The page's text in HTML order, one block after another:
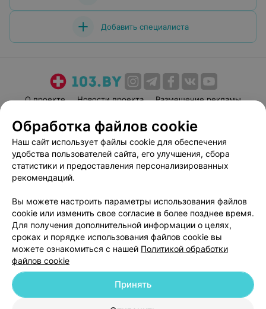
Добавить специалиста
О проекте Новости проекта
Размещение рекламы
Пользовательское соглашение
Способы оплаты
Вакансии
Партнеры
Написать руководителю 103.by
Персональные настройки cookie
Обработка персональных данных
© 2026 ООО «Артокс Лаб», УНП 191700409| 220012, Республика Беларусь,
Обработка файлов cookie
Наш сайт использует файлы cookie для обеспечения
удобства пользователей сайта, его улучшения, сбора
статистики и предоставления персонализированных
рекомендаций.
Вы можете настроить параметры использования файлов
cookie или изменить свое согласие в более позднее время.
Для получения дополнительной информации о целях,
сроках и порядке использования файлов cookie вы
можете ознакомиться с нашей Политикой обработки
файлов cookie
Принять